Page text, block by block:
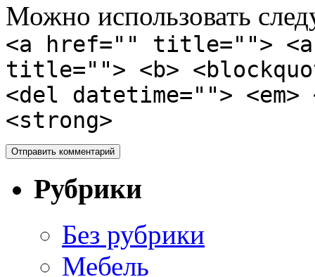
Можно использовать
<a href="" title="">
title=""> <b>
<del datetime="">
<strong>
Рубрики
Без рубрики
Мебель